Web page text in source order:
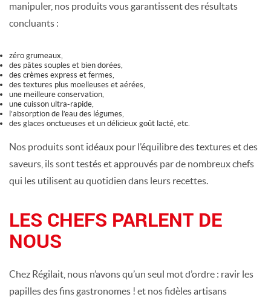
manipuler, nos produits vous garantissent des résultats
concluants :
zéro grumeaux,
des pâtes souples et bien dorées,
des crèmes express et fermes,
des textures plus moelleuses et aérées,
une meilleure conservation,
une cuisson ultra-rapide,
l’absorption de l’eau des légumes,
des glaces onctueuses et un délicieux goût lacté, etc.
Nos produits sont idéaux pour l’équilibre des textures et des
saveurs, ils sont testés et approuvés par de nombreux chefs
qui les utilisent au quotidien dans leurs recettes.
LES CHEFS PARLENT DE
NOUS
Chez Régilait, nous n’avons qu’un seul mot d’ordre : ravir les
papilles des fins gastronomes ! et nos fidèles artisans